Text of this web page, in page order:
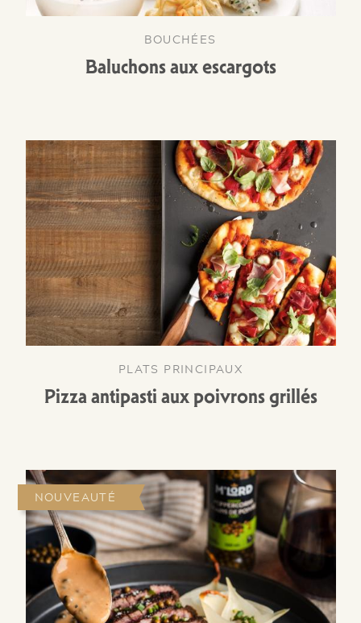
BOUCHÉES
Baluchons aux escargots
PLATS PRINCIPAUX
Pizza antipasti aux poivrons grillés
NOUVEAUTÉ